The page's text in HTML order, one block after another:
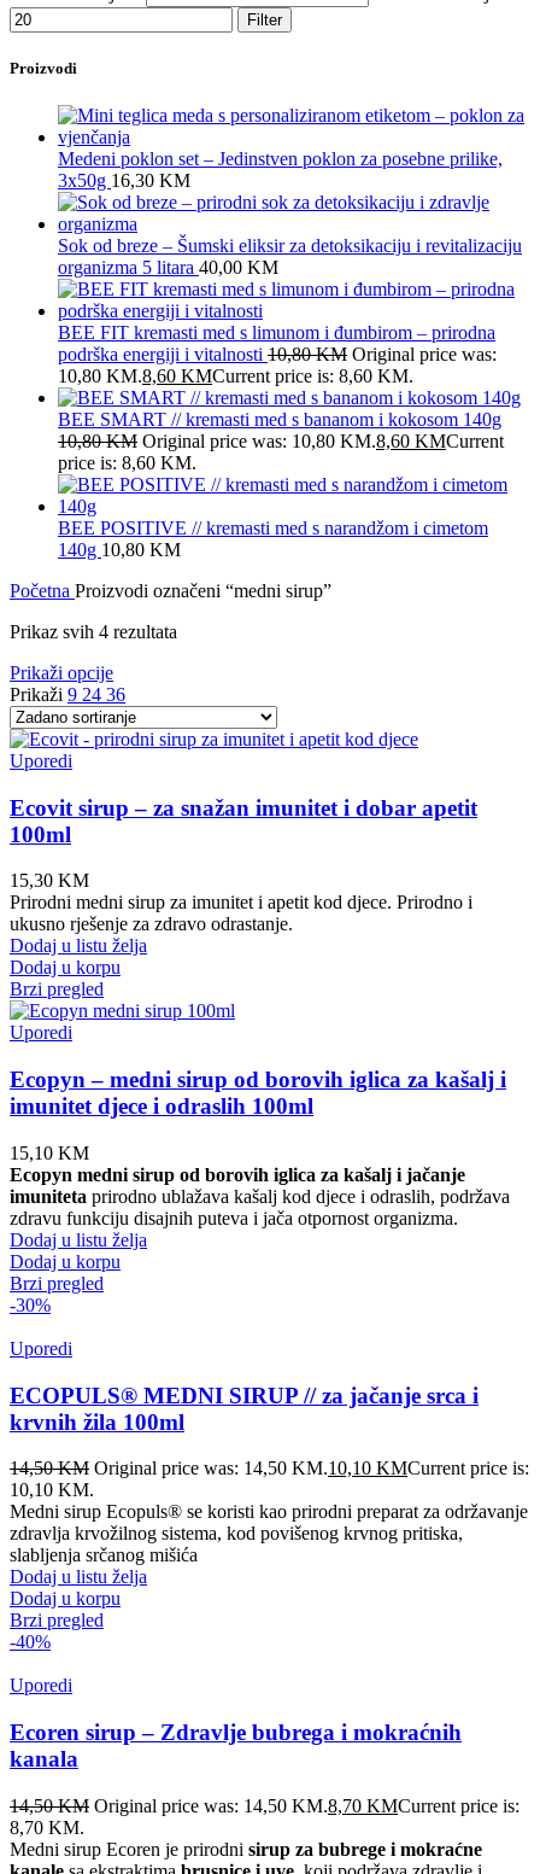
Filter
Proizvodi
Medeni poklon set – Jedinstven poklon za posebne prilike,
3x50g 16,30 KM
Sok od breze – Šumski eliksir za detoksikaciju i revitalizaciju
organizma 5 litara 40,00 KM
BEE FIT kremasti med s limunom i đumbirom – prirodna
podrška energiji i vitalnosti 10,80KM Original price was:
10,80 KM.8,60 KMCurrent price is: 8,60 KM.
BEE SMART // kremasti med s bananom i kokosom 140g
10,80KM Original price was: 10,80 KM.8,60 KMCurrent
price is: 8,60 KM.
BEE POSITIVE // kremasti med s narandžom i cimetom
140g 10,80 KM
Početna Proizvodi označeni “medni sirup”
Prikaz svih 4 rezultata
Prikaži opcije
Prikaži 9 24 36
Uporedi
Ecovit sirup – za snažan imunitet i dobar apetit
100ml
15,30 KM
Prirodni medni sirup za imunitet i apetit kod djece. Prirodno i
ukusno rješenje za zdravo odrastanje.
Dodaj u listu želja
Dodaj u korpu
Brzi pregled
Uporedi
Ecopyn – medni sirup od borovih iglica za kašalj i
imunitet djece i odraslih 100ml
15,10 KM
Ecopyn medni sirup od borovih iglica za kašalj i jačanje
imuniteta prirodno ublažava kašalj kod djece i odraslih, podržava
zdravu funkciju disajnih puteva i jača otpornost organizma.
Dodaj u listu želja
Dodaj u korpu
Brzi pregled
-30%
Uporedi
ECOPULS® MEDNI SIRUP // za jačanje srca i
krvnih žila 100ml
14,50KM Original price was: 14,50 KM.10,10 KMCurrent price is:
10,10 KM.
Medni sirup Ecopuls® se koristi kao prirodni preparat za održavanje
zdravlja krvožilnog sistema, kod povišenog krvnog pritiska,
slabljenja srčanog mišića
Dodaj u listu želja
Dodaj u korpu
Brzi pregled
-40%
Uporedi
Ecoren sirup – Zdravlje bubrega i mokraćnih
kanala
14,50KM Original price was: 14,50 KM.8,70 KMCurrent price is:
8,70 KM.
Medni sirup Ecoren je prirodni sirup za bubrege i mokraćne